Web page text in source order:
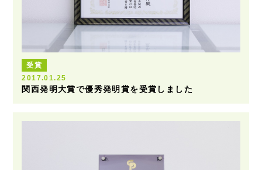
受賞
2017.01.25
関西発明大賞で優秀発明賞を受賞しました